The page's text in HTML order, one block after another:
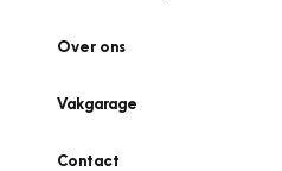
Over ons
Vakgarage
Contact